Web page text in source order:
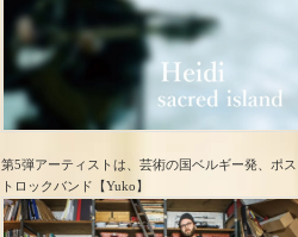
第5弾アーティストは、芸術の国ベルギー発、ポス
トロック​バンド【Yuko】